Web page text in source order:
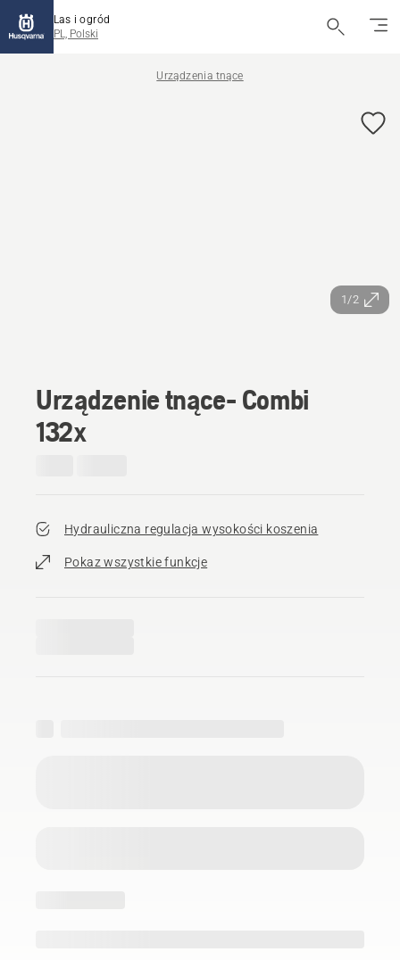
Las i ogród
PL, Polski
Urządzenia tnące
1/2
Urządzenie tnące- Combi
132x
Hydrauliczna regulacja wysokości koszenia
Pokaz wszystkie funkcje